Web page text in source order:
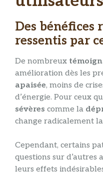
Des bénéfices
ressentis par
De nombreux
amélioration dès les
apaisée, moins de
d’énergie. Pour ceux
sévères comme la
change radicalement
Cependant, certains
questions sur d’autres
leurs effets